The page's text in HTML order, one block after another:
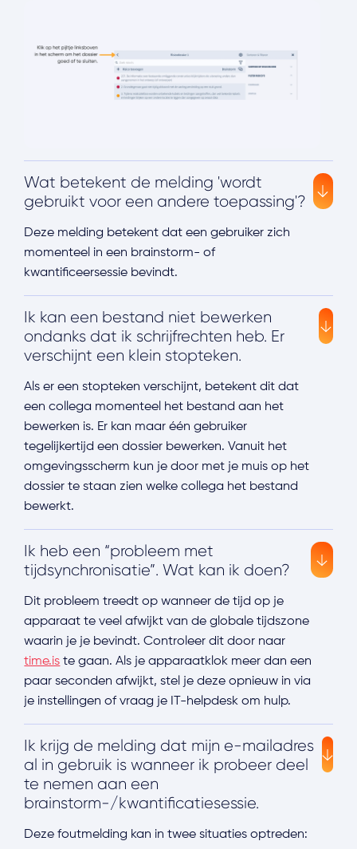
Wat betekent de melding 'wordt
gebruikt voor een andere toepassing'?
Deze melding betekent dat een gebruiker zich
momenteel in een brainstorm- of
kwantificeersessie bevindt.
Ik kan een bestand niet bewerken
ondanks dat ik schrijfrechten heb. Er
verschijnt een klein stopteken.
Als er een stopteken verschijnt, betekent dit dat
een collega momenteel het bestand aan het
bewerken is. Er kan maar één gebruiker
tegelijkertijd een dossier bewerken. Vanuit het
omgevingsscherm kun je door met je muis op het
dossier te staan zien welke collega het bestand
bewerkt.
Ik heb een “probleem met
tijdsynchronisatie”. Wat kan ik doen?
Dit probleem treedt op wanneer de tijd op je
apparaat te veel afwijkt van de globale tijdszone
waarin je je bevindt. Controleer dit door naar
time.is te gaan. Als je apparaatklok meer dan een
paar seconden afwijkt, stel je deze opnieuw in via
je instellingen of vraag je IT-helpdesk om hulp.
Ik krijg de melding dat mijn e-mailadres
al in gebruik is wanneer ik probeer deel
te nemen aan een
brainstorm-/kwantificatiesessie.
Deze foutmelding kan in twee situaties optreden: